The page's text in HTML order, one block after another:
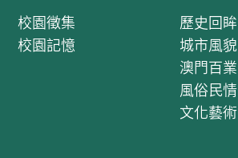
校園徵集
校園記憶
歷史回眸
城市風貌
澳門百業
風俗民情
文化藝術